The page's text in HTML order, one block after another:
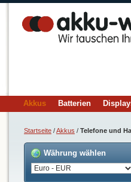
Akkus Batterien
Startseite /Akkus / Telefone und
Währung wählen